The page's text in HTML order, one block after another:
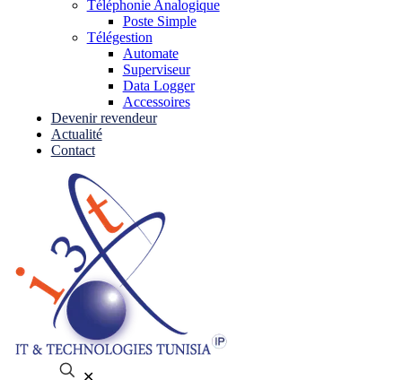
Téléphonie Analogique
Poste Simple
Télégestion
Automate
Superviseur
Data Logger
Accessoires
Devenir revendeur
Actualité
Contact
✕